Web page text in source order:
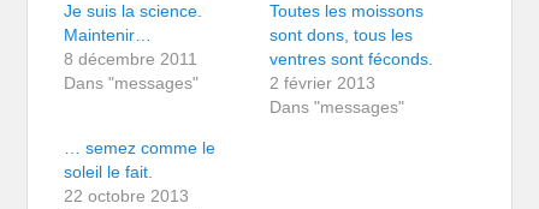
Je suis la science.
Maintenir…
8 décembre 2011
Dans "messages"
Toutes les moissons
sont dons, tous les
ventres sont féconds.
2 février 2013
Dans "messages"
… semez comme le
soleil le fait.
22 octobre 2013